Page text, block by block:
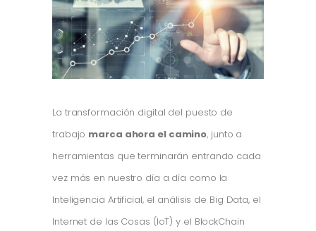
La transformación digital del puesto de
trabajo marca ahora el camino, junto a
herramientas que terminarán entrando cada
vez más en nuestro día a día como la
Inteligencia Artificial, el análisis de Big Data, el
Internet de las Cosas (IoT) y el BlockChain